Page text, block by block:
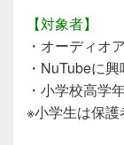
【対象者】
・オーディオ
・NuTubeに
・小学校高学
※小学生は保